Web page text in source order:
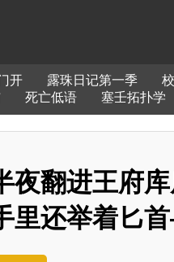
开 露珠日记第一季
死亡低语 塞壬拓扑学
夜翻进王府
里还举着匕